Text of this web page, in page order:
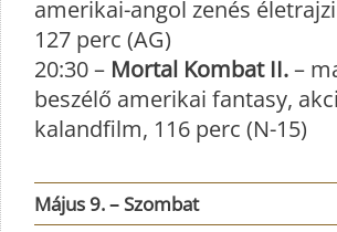
amerikai-angol zenés
127 perc (AG)
20:30 – Mortal Kombat II.–
beszélő amerikai fantasy,
kalandfilm, 116 perc (N-15)
Május 9. – Szombat